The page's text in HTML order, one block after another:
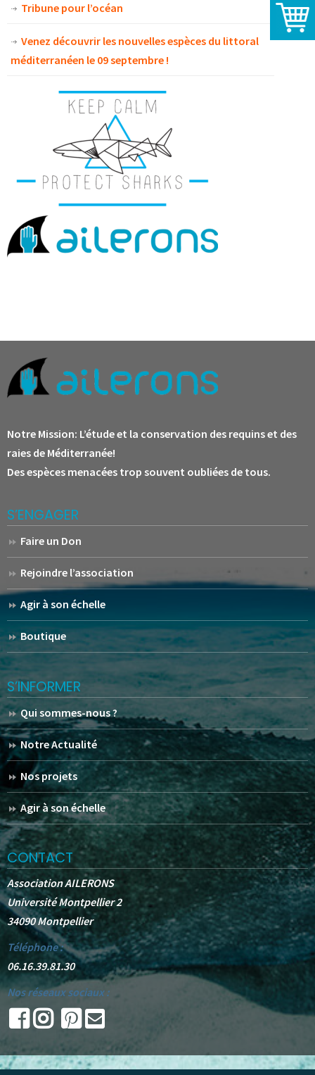
Tribune pour l’océan
Venez découvrir les nouvelles espèces du littoral
méditerranéen le 09 septembre !
Notre Mission: L’étude et la conservation des requins et des
raies de Méditerranée!
Des espèces menacées trop souvent oubliées de tous.
S’ENGAGER
Faire un Don
Rejoindre l’association
Agir à son échelle
Boutique
S’INFORMER
Qui sommes-nous ?
Notre Actualité
Nos projets
Agir à son échelle
CONTACT
Association AILERONS
Université Montpellier 2
34090 Montpellier
Téléphone :
06.16.39.81.30
Nos réseaux sociaux :